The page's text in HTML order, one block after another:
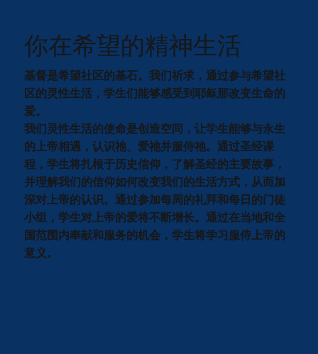
你在希望的精神生活
基督是希望社区的基石。我们祈求，通过参与希望社
区的灵性生活，学生们能够感受到耶稣那改变生命的
爱。
我们灵性生活的使命是创造空间，让学生能够与永生
的上帝相遇，认识祂、爱祂并服侍祂。通过圣经课
程，学生将扎根于历史信仰，了解圣经的主要故事，
并理解我们的信仰如何改变我们的生活方式，从而加
深对上帝的认识。通过参加每周的礼拜和每日的门徒
小组，学生对上帝的爱将不断增长。通过在当地和全
国范围内奉献和服务的机会，学生将学习服侍上帝的
意义。